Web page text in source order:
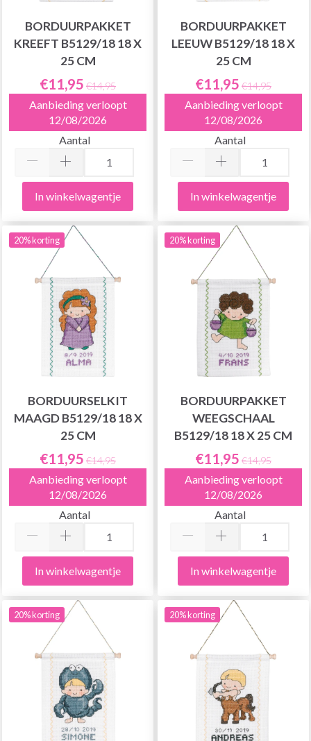
BORDUURPAKKET
KREEFT B5129/18 18 X
25 CM
€11,95 €14,95
Aanbieding verloopt
12/08/2026
Aantal
In winkelwagentje
BORDUURPAKKET
LEEUW B5129/18 18 X
25 CM
€11,95 €14,95
Aanbieding verloopt
12/08/2026
Aantal
In winkelwagentje
20% korting
BORDUURSELKIT
MAAGD B5129/18 18 X
25 CM
€11,95 €14,95
Aanbieding verloopt
12/08/2026
Aantal
In winkelwagentje
20% korting
BORDUURPAKKET
WEEGSCHAAL
B5129/18 18 X 25 CM
€11,95 €14,95
Aanbieding verloopt
12/08/2026
Aantal
In winkelwagentje
20% korting 20% korting